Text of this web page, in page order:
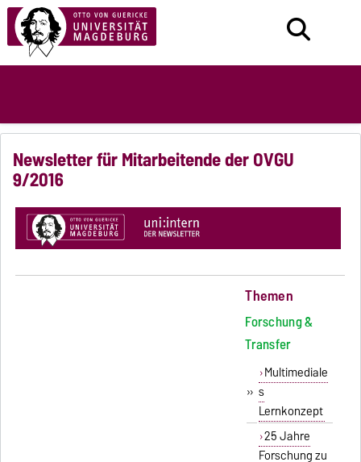
Newsletter für Mitarbeitende der OVGU
9/2016
Themen
Forschung &
Transfer
»
Multimediale
s
Lernkonzept
25 Jahre
Forschung zu